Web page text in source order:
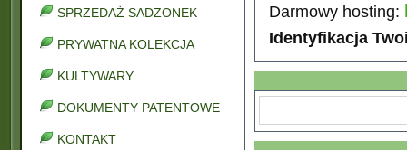
SPRZEDAŻ SADZONEK
PRYWATNA KOLEKCJA
KULTYWARY
DOKUMENTY PATENTOWE
KONTAKT
Darmowy hosting:
Identyfikacja